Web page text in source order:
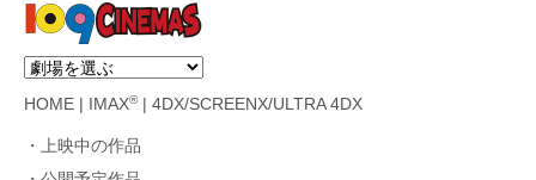
HOME IMAX®| 4DX/SCREENX/ULTRA 4DX
上映中の作品